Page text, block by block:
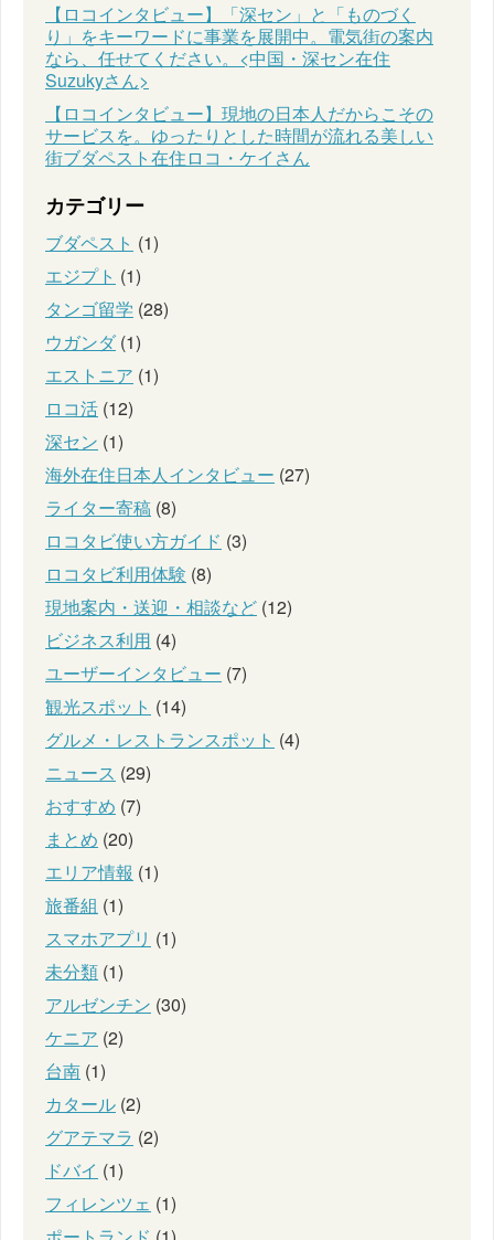
【ロコインタビュー】「深セン」と「ものづく
り」をキーワードに事業を展開中。電気街の案内
なら、任せてください。<中国・深セン在住
Suzukyさん>
【ロコインタビュー】現地の日本人だからこその
サービスを。ゆったりとした時間が流れる美しい
街ブダペスト在住ロコ・ケイさん
カテゴリー
ブダペスト (1)
エジプト (1)
タンゴ留学 (28)
ウガンダ(1)
エストニア (1)
ロコ活 (12)
深セン (1)
海外在住日本人インタビュー (27)
ライター寄稿 (8)
ロコタビ使い方ガイド (3)
ロコタビ利用体験 (8)
現地案内・送迎・相談など (12)
ビジネス利用 (4)
ユーザーインタビュー (7)
観光スポット (14)
グルメ・レストランスポット (4)
ニュース (29)
おすすめ (7)
まとめ (20)
エリア情報 (1)
旅番組 (1)
スマホアプリ (1)
未分類 (1)
アルゼンチン (30)
ケニア (2)
台南 (1)
カタール (2)
グアテマラ (2)
ドバイ (1)
フィレンツェ (1)